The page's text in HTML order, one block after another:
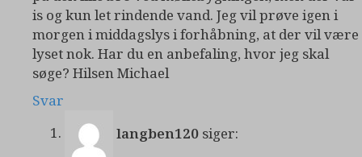
is og kun let rindende vand. Jeg vil prøve igen i
morgen i middagslys i forhåbning, at der vil være
lyset nok. Har du en anbefaling, hvor jeg skal
søge? Hilsen Michael
Svar
langben120 siger: